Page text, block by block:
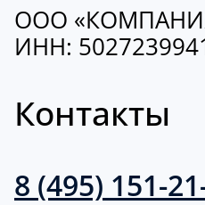
ООО
ИНН:
Контакты
8 (495) 151-